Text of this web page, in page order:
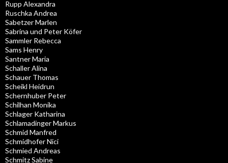
Rupp Alexandra
Ruschka Andrea
Sabetzer Marlen
Sabrina und Peter Köfer
Sammler Rebecca
Sams Henry
Santner Maria
Schaller Alina
Schauer Thomas
Scheikl Heidrun
Schernhuber Peter
Schilhan Monika
Schlager Katharina
Schlamadinger Markus
Schmid Manfred
Schmidhofer Nici
Schmied Andreas
Schmitz Sabine